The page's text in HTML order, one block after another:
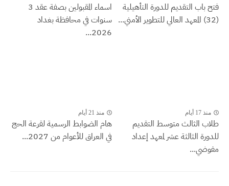
فتح باب التقديم للدورة التأهيلية
(32) المعهد العالي للتطوير الأمني...
اسماء المقبولين بصفة عقد 3
سنوات في محافظة بغداد
2026...
منذ 17 أيام
طلاب الثالث متوسط التقديم
للدورة الثالثة عشر لمعهد إعداد
مفوضي...
منذ 21 أيام
هام الضوابط الرسمية لقرعة الحج
في العراق للأعوام من 2027...